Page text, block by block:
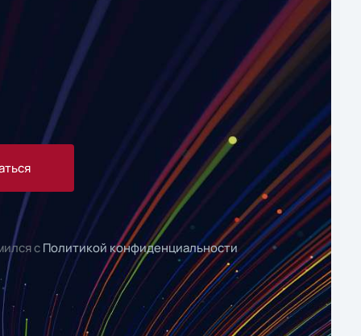
сПолитикой конфиденциальности